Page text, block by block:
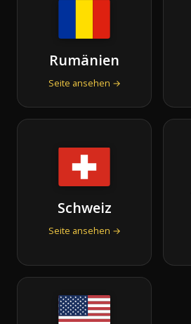
Rumänien
Seite ansehen →
Schweiz
Seite ansehen →